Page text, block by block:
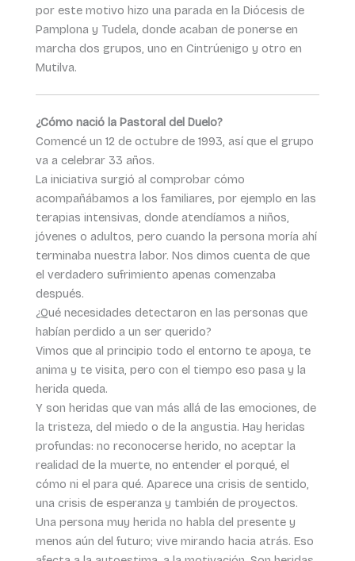
por este motivo hizo una parada en la Diócesis de
Pamplona y Tudela, donde acaban de ponerse en
marcha dos grupos, uno en Cintrúenigo y otro en
Mutilva.
¿Cómo nació la Pastoral del Duelo?
Comencé un 12 de octubre de 1993, así que el grupo
va a celebrar 33 años.
La iniciativa surgió al comprobar cómo
acompañábamos a los familiares, por ejemplo en las
terapias intensivas, donde atendíamos a niños,
jóvenes o adultos, pero cuando la persona moría ahí
terminaba nuestra labor. Nos dimos cuenta de que
el verdadero sufrimiento apenas comenzaba
después.
¿Qué necesidades detectaron en las personas que
habían perdido a un ser querido?
Vimos que al principio todo el entorno te apoya, te
anima y te visita, pero con el tiempo eso pasa y la
herida queda.
Y son heridas que van más allá de las emociones, de
la tristeza, del miedo o de la angustia. Hay heridas
profundas: no reconocerse herido, no aceptar la
realidad de la muerte, no entender el porqué, el
cómo ni el para qué. Aparece una crisis de sentido,
una crisis de esperanza y también de proyectos.
Una persona muy herida no habla del presente y
menos aún del futuro; vive mirando hacia atrás. Eso